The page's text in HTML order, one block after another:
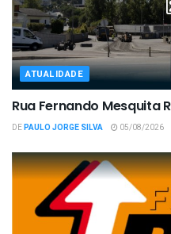
ATUALIDADE
Rua Fernando Mesquita
DEPAULO JORGE SILVA 05/08/2026